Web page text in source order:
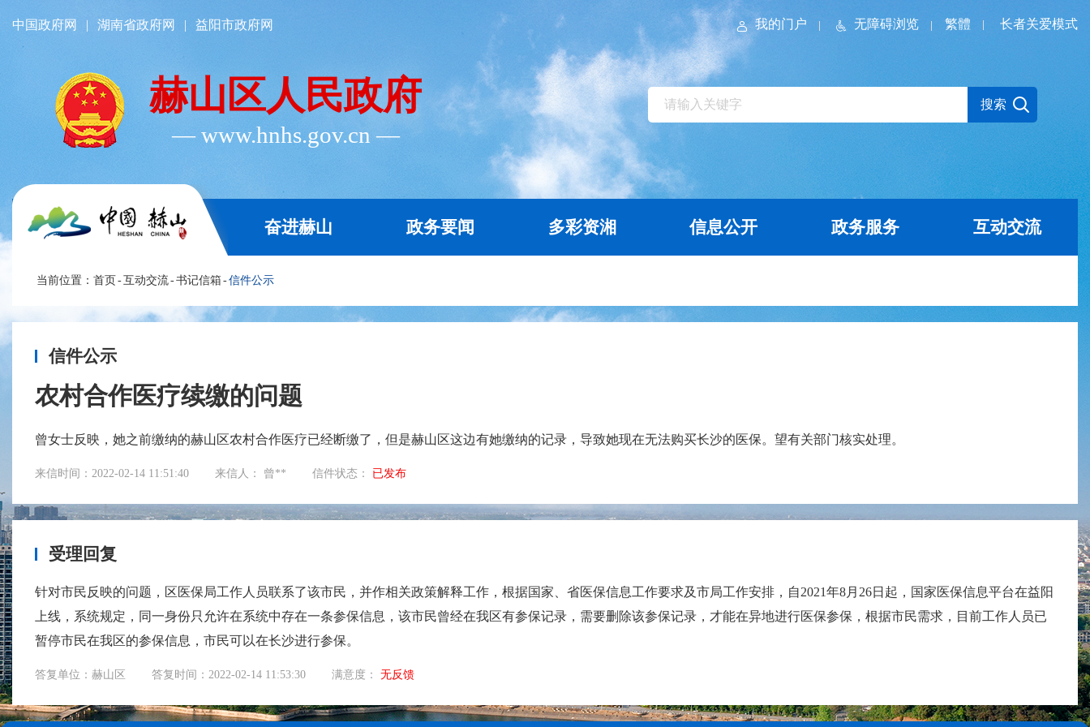
中国政府网 | 湖南省政府网 | 益阳市政府网 长者关爱模式
我的门户 无障碍浏览 繁體
赫山区人民政府
― www.hnhs.gov.cn ―
奋进赫山 政务要闻 多彩资湘 信息公开 政务服务 互动交流
当前位置： 首页 -互动交流-书记信箱-信件公示
信件公示
农村合作医疗续缴的问题
曾女士反映，她之前缴纳的赫山区农村合作医疗已经断缴了，但是赫山区这边有她缴纳的记录，导致她现在无法购买长沙的医保。望有关部门核实处理。
来信时间：2022-02-14 11:51:40 来信人： 曾** 信件状态： 已发布
受理回复
针对市民反映的问题，区医保局工作人员联系了该市民，并作相关政策解释工作，根据国家、省医保信息工作要求及市局工作安排，自2021年8月26日起，国家医保信息平台在益阳
上线，系统规定，同一身份只允许在系统中存在一条参保信息，该市民曾经在我区有参保记录，需要删除该参保记录，才能在异地进行医保参保，根据市民需求，目前工作人员已
暂停市民在我区的参保信息，市民可以在长沙进行参保。
答复单位：赫山区 答复时间：2022-02-14 11:53:30 满意度： 无反馈